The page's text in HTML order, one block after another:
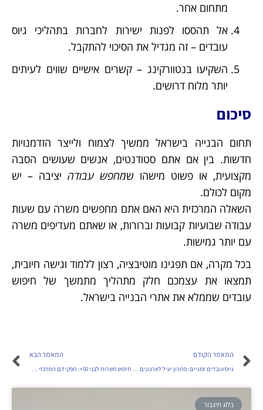
מתחום אחר.
אל תהססו לפנות ישירות לחברות בתהליכי גיוס
עובדים – זה מגדיל את הסיכוי להתקבל.
השקיעו בנטוורקינג – קשרים אישיים שווים לעיתים
יותר מלוח דרושים.
סיכום
תחום הבנייה בישראל ממשיך לצמוח ולייצר הזדמנויות
חדשות. בין אם אתם סטודנטים, אנשים שעושים הסבה
מקצועית, או פשוט מישהו שמחפש עבודה יציבה – יש
מקום לכולם.
השאלה המרכזית היא האם אתם מחפשים משרה עם שעות
עבודה שבועיות קבועות וברורות, או שאתם מעדיפים משרה
עם יותר גמישות.
בכל מקרה, אם תפגינו מוטיבציה, רצון ללמוד וגישה חיובית,
תמצאו את עצמכם חלק מתהליך מתמשך של חיפוש
עובדים שממלא את אתרי הבנייה בישראל.
המאמר הקודם
גיוס עובדים זמניים: פתרון יעיל לארגונים בתקופות עומס
המאמר הבא
חיפוש משרות לבני 50+: תפקידם המרכזי של חברות כוח אדם
בלוג תיגבור